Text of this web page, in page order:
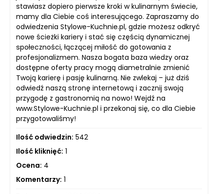
stawiasz dopiero pierwsze kroki w kulinarnym świecie,
mamy dla Ciebie coś interesującego. Zapraszamy do
odwiedzenia Stylowe-Kuchnie.pl, gdzie możesz odkryć
nowe ścieżki kariery i stać się częścią dynamicznej
społeczności, łączącej miłość do gotowania z
profesjonalizmem. Nasza bogata baza wiedzy oraz
dostępne oferty pracy mogą diametralnie zmienić
Twoją karierę i pasję kulinarną. Nie zwlekaj – już dziś
odwiedź naszą stronę internetową i zacznij swoją
przygodę z gastronomią na nowo! Wejdź na
www.Stylowe-Kuchnie.pl i przekonaj się, co dla Ciebie
przygotowaliśmy!
Ilość odwiedzin: 542
Ilość kliknięć: 1
Ocena: 4
Komentarzy: 1